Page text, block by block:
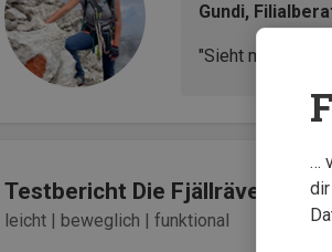
Gundi,
"Sieht mit Pulli
Testbericht Die Fjällräven
leicht | beweglich | funktional
…